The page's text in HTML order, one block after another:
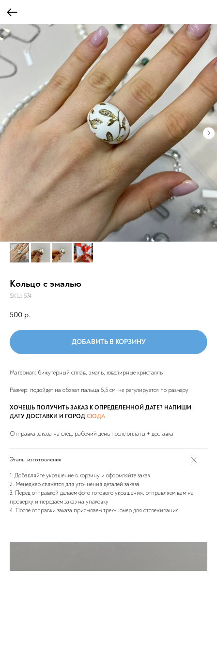
Кольцо с эмалью
SKU: 574
500 р.
ДОБАВИТЬ В КОРЗИНУ
Материал: бижутерный сплав, эмаль, ювелирные кристаллы
Размер: подойдет на обхват пальца 5,5 см, не регулируется по размеру
ХОЧЕШЬ ПОЛУЧИТЬ ЗАКАЗ К ОПРЕДЕЛЕННОЙ ДАТЕ? НАПИШИ
ДАТУ ДОСТАВКИ И ГОРОД СЮДА
Отправка заказа на след. рабочий день после оплаты + доставка
Этапы изготовления
1. Добавляйте украшение в корзину и оформляйте заказ
2. Менеджер свяжется для уточнения деталей заказа
3. Перед отправкой делаем фото готового украшения, отправляем вам на
проверку и передаем заказ на упаковку
4. После отправки заказа присылаем трек-номер для отслеживания